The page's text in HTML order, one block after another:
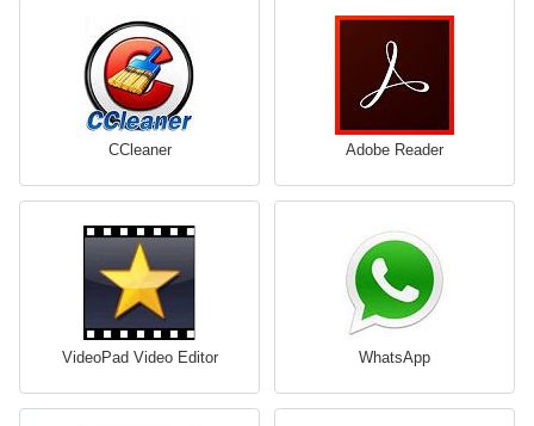
CCleaner Adobe Reader
VideoPad Video Editor WhatsApp